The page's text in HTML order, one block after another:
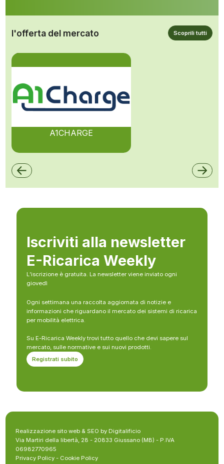
l'offerta del mercato Scoprili tutti
A1CHARGE
Iscriviti alla newsletter
E-Ricarica Weekly
L’iscrizione è gratuita. La newsletter viene inviato ogni
giovedì
Ogni settimana una raccolta aggiornata di notizie e
informazioni che riguardano il mercato dei sistemi di ricarica
per mobilità elettrica.
Su E-Ricarica Weekly trovi tutto quello che devi sapere sul
mercato, sulle normative e sui nuovi prodotti.
Registrati subito
Realizzazione sito web & SEO by Digitalificio
Via Martiri della libertà, 28 - 20833 Giussano (MB) - P.IVA
06982770965
Privacy Policy - Cookie Policy